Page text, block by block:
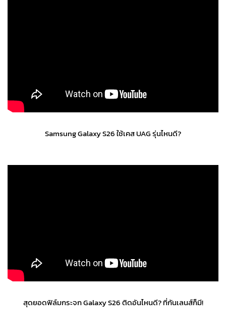
Samsung Galaxy S26 ใช้เคส UAG รุ่นไหนดี?
สุดยอดฟิล์มกระจก Galaxy S26 ติดอันไหนดี? ที่กันเลนส์ก็มี!